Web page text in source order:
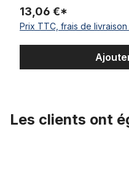
13,06 €*
Prix TTC, frais de livraison
Les clients ont